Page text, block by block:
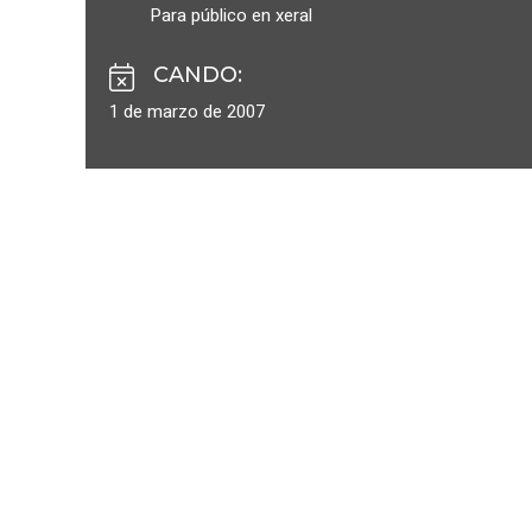
Para público en xeral
CANDO:
1 de marzo de 2007